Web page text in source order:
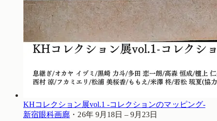
KHコレクション展vol.1 -コレクションのマッピング-
新宿眼科画廊 ・ 26年 9月18日 – 9月23日